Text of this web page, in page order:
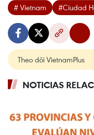
# Vietnam #Ciudad
Theo dõi VietnamPlus
NOTICIAS